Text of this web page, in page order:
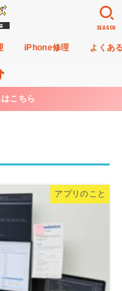
iPhone修理 よくあ
SEARCH
こちら
アプリのこと